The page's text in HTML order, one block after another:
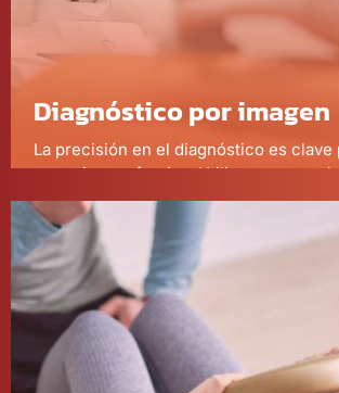
Diagnóstico por imagen
La precisión en el diagnóstico es clave
tratamiento efectivo. Utilizamos
diagnóstico por imagen de última
obtener una visión detallada de su
planificar el mejor curso de acción.
Más información